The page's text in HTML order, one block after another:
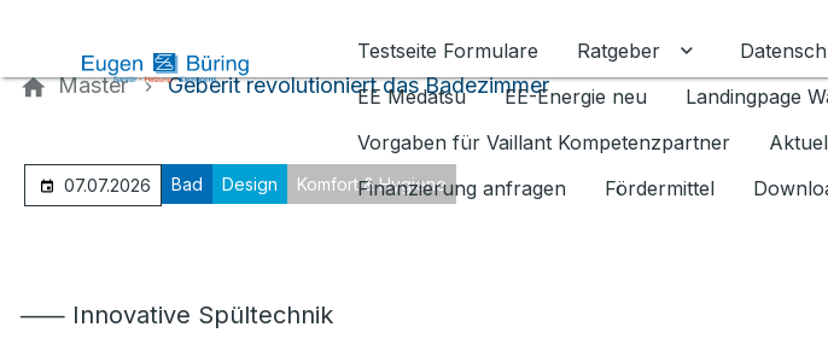
Testseite Formulare
Ratgeber Untermenü für
EE Medatsu
EE-Energie neu Landingpage
Vorgaben für Vaillant Kompetenzpartner
Finanzierung anfragen
Fördermittel
Master Geberit revolutioniert das Badezimmer
07.07.2026 Bad Design Komfort & Hygiene
⸺ Innovative Spültechnik